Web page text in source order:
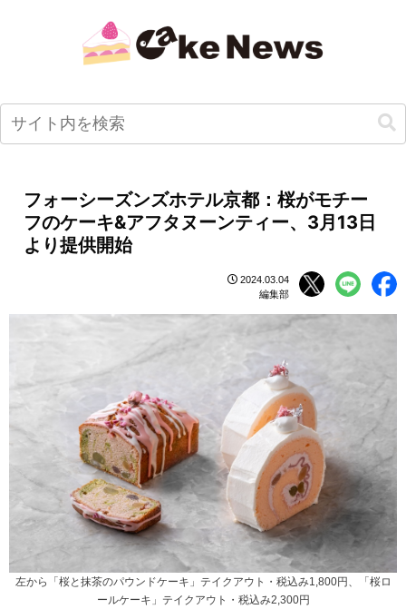
フォーシーズンズホテル京都：桜がモチー
フのケーキ&アフタヌーンティー、3月13日
より提供開始
2024.03.04
編集部
左から「桜と抹茶のパウンドケーキ」テイクアウト・税込み1,800円、「桜ロ
ールケーキ」テイクアウト・税込み2,300円